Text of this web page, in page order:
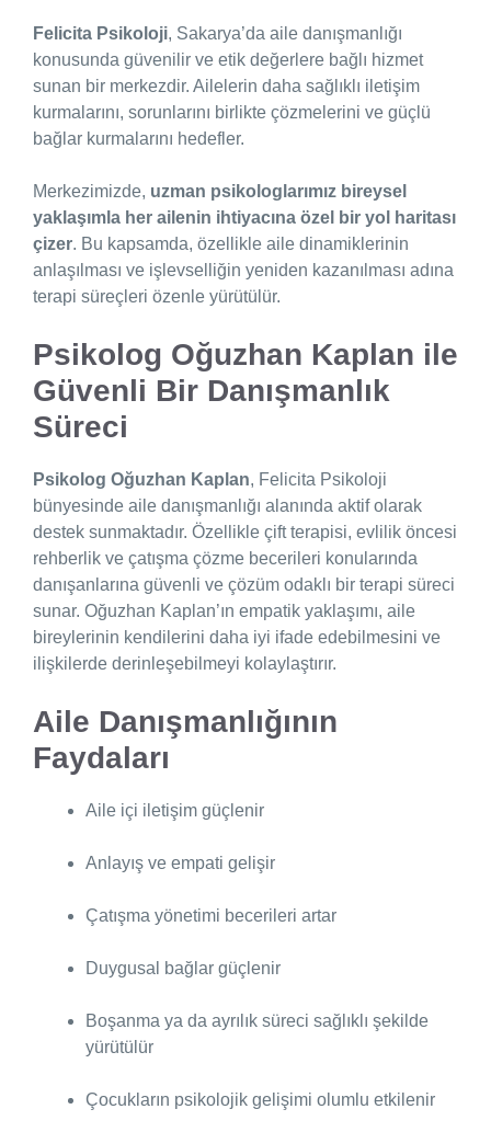
Felicita Psikoloji, Sakarya’da aile danışmanlığı
konusunda güvenilir ve etik değerlere bağlı hizmet
sunan bir merkezdir. Ailelerin daha sağlıklı iletişim
kurmalarını, sorunlarını birlikte çözmelerini ve güçlü
bağlar kurmalarını hedefler.
Merkezimizde, uzman psikologlarımız bireysel
yaklaşımla her ailenin ihtiyacına özel bir yol haritası
çizer. Bu kapsamda, özellikle aile dinamiklerinin
anlaşılması ve işlevselliğin yeniden kazanılması adına
terapi süreçleri özenle yürütülür.
Psikolog Oğuzhan Kaplan ile
Güvenli Bir Danışmanlık
Süreci
Psikolog Oğuzhan Kaplan, Felicita Psikoloji
bünyesinde aile danışmanlığı alanında aktif olarak
destek sunmaktadır. Özellikle çift terapisi, evlilik öncesi
rehberlik ve çatışma çözme becerileri konularında
danışanlarına güvenli ve çözüm odaklı bir terapi süreci
sunar. Oğuzhan Kaplan’ın empatik yaklaşımı, aile
bireylerinin kendilerini daha iyi ifade edebilmesini ve
ilişkilerde derinleşebilmeyi kolaylaştırır.
Aile Danışmanlığının
Faydaları
Aile içi iletişim güçlenir
Anlayış ve empati gelişir
Çatışma yönetimi becerileri artar
Duygusal bağlar güçlenir
Boşanma ya da ayrılık süreci sağlıklı şekilde
yürütülür
Çocukların psikolojik gelişimi olumlu etkilenir